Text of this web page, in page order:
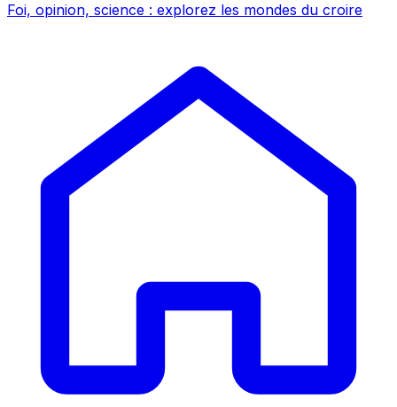
Foi, opinion, science : explorez les mondes du croire